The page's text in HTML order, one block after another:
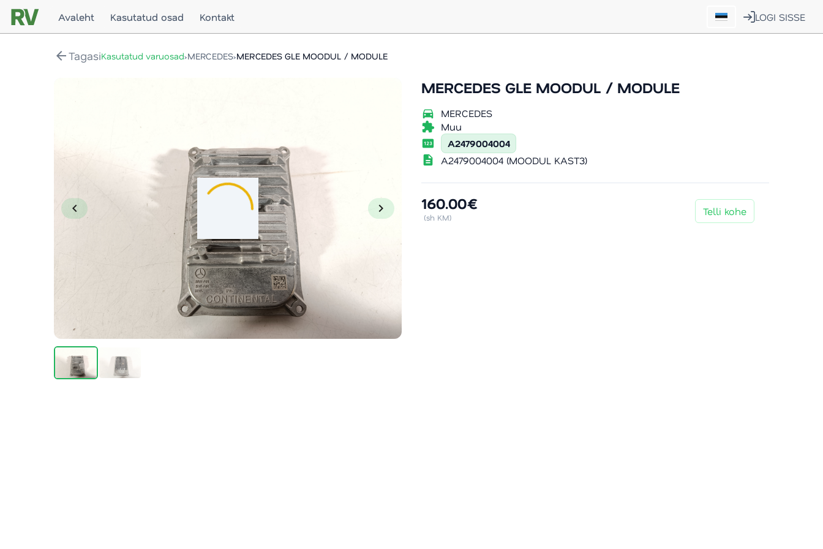
Avaleht Kasutatud osad Kontakt LOGI SISSE
arrow_backTagasiKasutatud varuosad›MERCEDES›MERCEDES GLE MOODUL / MODULE
chevron_left chevron_right
MERCEDES GLE MOODUL / MODULE
directions_car MERCEDES
extension Muu
pin A2479004004
description A2479004004 (MOODUL KAST3)
160.00€
(sh KM) Telli kohe